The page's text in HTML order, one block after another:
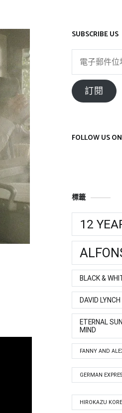
SUBSCRIBE US
郵
件
訂閱
FOLLOW US
標籤
12
BLACK &
DAVID LYNCH
ETERNAL
MIND
FANNY AND
GERMAN
HIROKAZU